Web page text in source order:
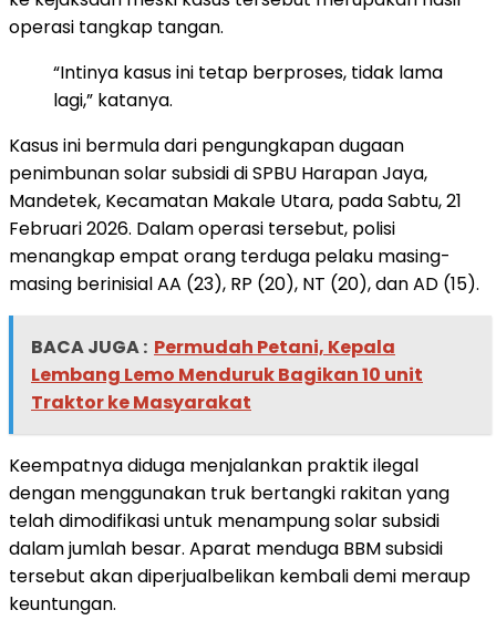
operasi tangkap tangan.
“Intinya kasus ini tetap berproses, tidak lama
lagi,” katanya.
Kasus ini bermula dari pengungkapan dugaan
penimbunan solar subsidi di SPBU Harapan Jaya,
Mandetek, Kecamatan Makale Utara, pada Sabtu, 21
Februari 2026. Dalam operasi tersebut, polisi
menangkap empat orang terduga pelaku masing-
masing berinisial AA (23), RP (20), NT (20), dan AD (15).
BACA JUGA : Permudah Petani, Kepala
Lembang Lemo Menduruk Bagikan 10 unit
Traktor ke Masyarakat
Keempatnya diduga menjalankan praktik ilegal
dengan menggunakan truk bertangki rakitan yang
telah dimodifikasi untuk menampung solar subsidi
dalam jumlah besar. Aparat menduga BBM subsidi
tersebut akan diperjualbelikan kembali demi meraup
keuntungan.